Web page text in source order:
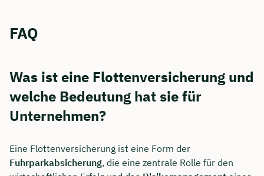
FAQ
Was ist eine Flottenversicherung und
welche Bedeutung hat sie für
Unternehmen?
Eine Flottenversicherung ist eine Form der
Fuhrparkabsicherung, die eine zentrale Rolle für den